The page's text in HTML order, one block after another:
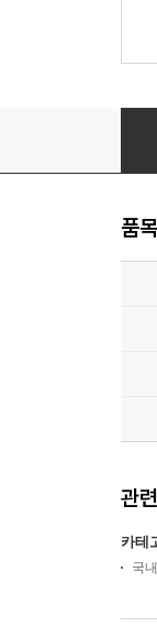
창
품
관
카테
국